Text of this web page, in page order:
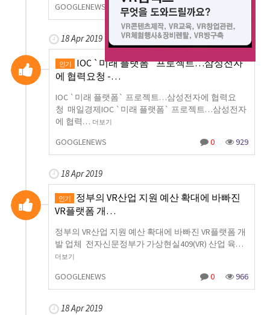
GOOGLENEWS 0
18 Apr 2019
인기
IOC `미래 플랫폼` 프로젝트…삼성전자
에 협력요청 -…
IOC `미래 플랫폼` 프로젝트…삼성전자에 협력요
청 매일경제IOC `미래 플랫폼` 프로젝트…삼성전자
에 협력… 더보기
GOOGLENEWS 0 929
18 Apr 2019
인기
정부의 VR산업 지원 예산 확대에 바빠진
VR플랫폼 개…
정부의 VR산업 지원 예산 확대에 바빠진 VR플랫폼 개
발 업체 전자신문정부가 가상현실409(VR) 산업 육…
더보기
GOOGLENEWS 0 966
18 Apr 2019